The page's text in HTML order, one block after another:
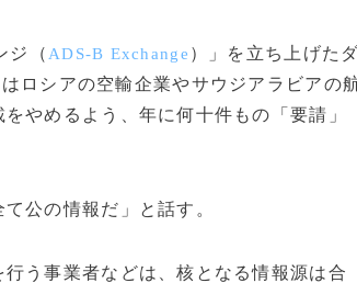
ジ（ ADS-B Exchange ）」を立ち上げた
ロシアの空輸企業やサウジアラビアの
やめるよう、年に何十件もの「要請」
公の情報だ」と話す。
う事業者などは、核となる情報源は合